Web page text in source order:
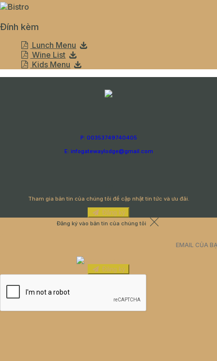
Đính kèm
Lunch Menu
Wine List
Kids Menu
P: 00353749740405
E: infogatewaylodge@gmail.com
Tham gia bản tin của chúng tôi để cập nhật tin tức và ưu đãi.
Đăng ký
Đăng ký vào bản tin của chúng tôi
Đăng ký